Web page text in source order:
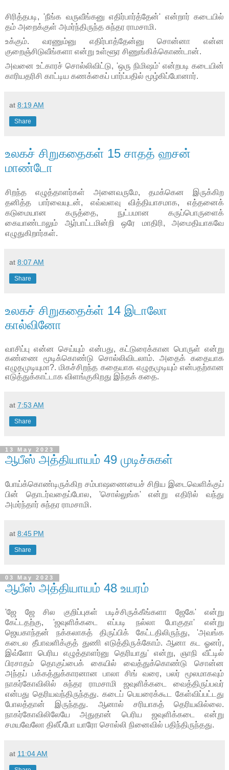
சிரித்தபடி, 'நீங்க வருவீங்கனு எதிர்பார்த்தேன்' என்றார் கடையில்
தம் அறைக்குள் அமர்ந்திருந்த சுந்தர ராமசாமி.
உக்கும். வரணும்னு எதிர்பாத்தேன்னு சொன்னா என்ன
குறைஞ்சிடுவீங்களா என்று உள்ளூர சிணுங்கிக்கொண்டான்.
அவனை உட்காரச் சொல்லிவிட்டு, 'ஒரு நிமிஷம்' என்றபடி கடையின்
காரியதரிசி காட்டிய கணக்கைப் பார்ப்பதில் மூழ்கிப்போனார்.
at 8:19 AM
Share
உலகச் சிறுகதைகள் 15 சாதத் ஹசன்
மாண்டோ
சிறந்த எழுத்தாளர்கள் அனைவருமே, தமக்கென இருக்கிற
தனித்த பார்வையுடன், எவ்வளவு வித்தியாசமாக, எத்தனைக்
கடுமையான கருத்தை, நுட்பமான கருப்பொருளைக்
கையாண்டாலும் ஆர்பாட்டமின்றி ஒரே மாதிரி, அமைதியாகவே
எழுதுகிறார்கள்.
at 8:07 AM
Share
உலகச் சிறுகதைக்ள் 14 இடாலோ
கால்வினோ
வாசிப்பு என்ன செய்யும் என்பது, கட்டுரைக்கான பொருள் என்று
கண்ணை மூடிக்கொண்டு சொல்லிவிடலாம். அதைக் கதையாக
எழுதமுடியுமா?. மிகச்சிறந்த கதையாக எழுதமுடியும் என்பதற்கான
எடுத்துக்காட்டாக விளங்குகிறது இந்தக் கதை.
at 7:53 AM
Share
13 May 2023
ஆபீஸ் அத்தியாயம் 49 முடிச்சுகள்
போய்க்கொண்டிருக்கிற சம்பாஷணையைச் சிறிய இடைவெளிக்குப்
பின் தொடர்வதைப்போல, 'சொல்லுங்க'என்று எதிரில் வந்து
அமர்ந்தார் சுந்தர ராமசாமி.
at 8:45 PM
Share
03 May 2023
ஆபீஸ் அத்தியாயம் 48 உயரம்
'ஜே ஜே சில குறிப்புகள் படிச்சிருக்கீங்களா ஜேகே' என்று
கேட்டதற்கு, 'ஜவுளிக்கடை எப்படி நல்லா போகுதா' என்று
ஜெயகாந்தன் நக்கலாகத் திருப்பிக் கேட்டதிலிருந்து, 'அவங்க
கடைல தீபாவளிக்குத் துணி எடுத்திருக்கோம். ஆனா கட ஓனர்,
இவ்ளோ பெரிய எழுத்தாளர்னு தெரியாது' என்று, ஞாநி வீட்டில்
பிரசாதம் தொகுப்பைக் கையில் வைத்துக்கொண்டு சொன்ன
அந்தப் பக்கத்துக்காரனான பாலா சிங் வரை, பலர் மூலமாகவும்
நாகர்கோவிலில் சுந்தர ராமசாமி ஜவுளிக்கடை வைத்திருப்பவர்
என்பது தெரியவந்திருந்தது. கடைப் பெயரைக்கூட கேள்விப்பட்டது
போலத்தான் இருந்தது. ஆனால் சரியாகத் தெரியவில்லை.
நாகர்கோவிலிலேயே அதுதான் பெரிய ஜவுளிக்கடை என்று
சமயவேலோ திலீப்போ யாரோ சொல்லி நினைவில் பதிந்திருந்தது.
at 11:04 AM